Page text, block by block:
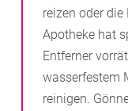
reizen oder
Apotheke hat
Entferner
wasserfestem
reinigen.